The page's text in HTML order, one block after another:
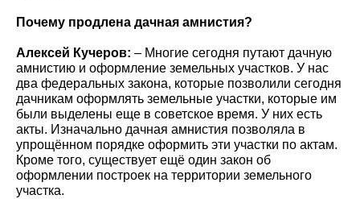
Почему продлена дачная амнистия?
Алексей Кучеров: – Многие сегодня путают дачную
амнистию и оформление земельных участков. У нас
два федеральных закона, которые позволили сегодня
дачникам оформлять земельные участки, которые им
были выделены еще в советское время. У них есть
акты. Изначально дачная амнистия позволяла в
упрощённом порядке оформить эти участки по актам.
Кроме того, существует ещё один закон об
оформлении построек на территории земельного
участка.